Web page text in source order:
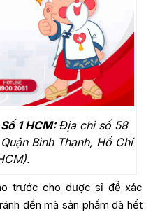
1 HCM:Địa chỉ số 58
Bình Thạnh, Hồ Chí
trước cho dược sĩ để xác
đến mà sản phẩm đã hết